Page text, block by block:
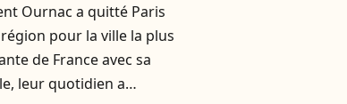
Ournac a quitté Paris
pour la ville la plus
de France avec sa
leur quotidien a